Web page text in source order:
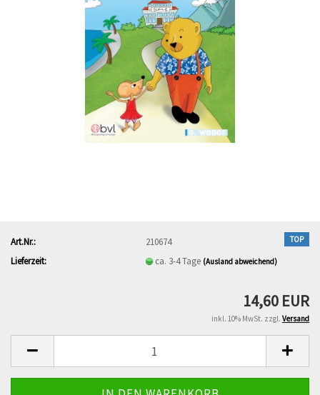
TOP
Art.Nr.:
210674
Lieferzeit:
ca. 3-4 Tage (Ausland abweichend)
14,60 EUR
inkl. 10% MwSt. zzgl. Versand